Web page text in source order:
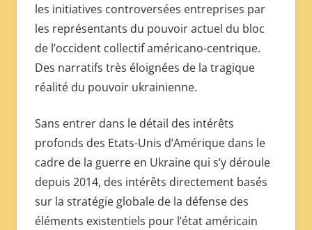
les initiatives controversées entreprises par
les représentants du pouvoir actuel du bloc
de l’occident collectif américano-centrique.
Des narratifs très éloignées de la tragique
réalité du pouvoir ukrainienne.
Sans entrer dans le détail des intérêts
profonds des Etats-Unis d’Amérique dans le
cadre de la guerre en Ukraine qui s’y déroule
depuis 2014, des intérêts directement basés
sur la stratégie globale de la défense des
éléments existentiels pour l’état américain